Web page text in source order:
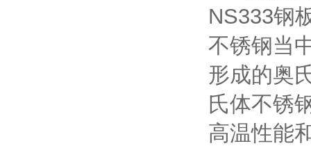
NS333钢
不锈钢当
形成的奥
氏体不锈
高温性能